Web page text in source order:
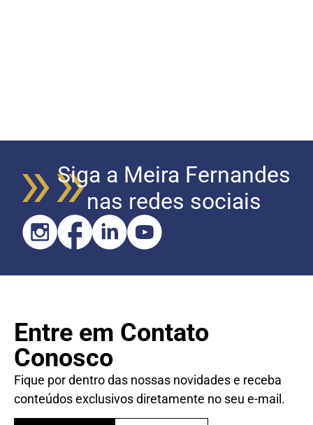
Siga a Meira Fernandes
nas redes sociais
Entre em Contato
Conosco
Fique por dentro das nossas novidades e receba
conteúdos exclusivos diretamente no seu e-mail.